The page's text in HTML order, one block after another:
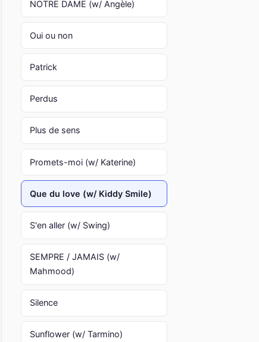
NOTRE DAME (w/ Angèle)
Oui ou non
Patrick
Perdus
Plus de sens
Promets-moi (w/ Katerine)
Que du love (w/ Kiddy Smile)
S'en aller (w/ Swing)
SEMPRE / JAMAIS (w/
Mahmood)
Silence
Sunflower (w/ Tarmino)